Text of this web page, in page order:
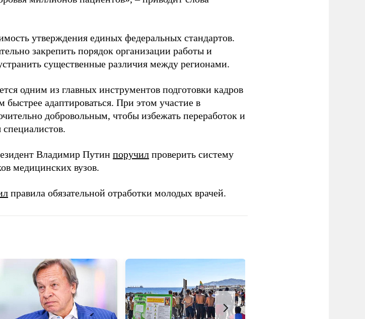
утверждения единых федеральных стандартов.
закрепить порядок организации работы и
существенные различия между регионами.
одним из главных инструментов подготовки кадров
быстрее адаптироваться. При этом участие в
добровольным, чтобы избежать переработок и
Владимир Путин поручил проверить систему
медицинских вузов.
правила обязательной отработки молодых врачей.